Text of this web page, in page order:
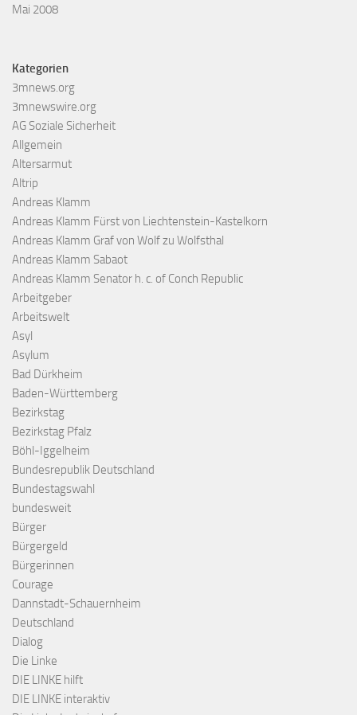
Mai 2008
Kategorien
3mnews.org
3mnewswire.org
AG Soziale Sicherheit
Allgemein
Altersarmut
Altrip
Andreas Klamm
Andreas Klamm Fürst von Liechtenstein-Kastelkorn
Andreas Klamm Graf von Wolf zu Wolfsthal
Andreas Klamm Sabaot
Andreas Klamm Senator h. c. of Conch Republic
Arbeitgeber
Arbeitswelt
Asyl
Asylum
Bad Dürkheim
Baden-Württemberg
Bezirkstag
Bezirkstag Pfalz
Böhl-Iggelheim
Bundesrepublik Deutschland
Bundestagswahl
bundesweit
Bürger
Bürgergeld
Bürgerinnen
Courage
Dannstadt-Schauernheim
Deutschland
Dialog
Die Linke
DIE LINKE hilft
DIE LINKE interaktiv